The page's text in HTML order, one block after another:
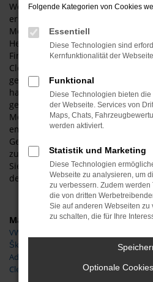
Wer behauptet, dass ein Clever
erschwinglich wäre, der liegt
Mobilität in Salzgitter eignen sich
Herstellers perfekt und lassen sich
Finanzierung deutlich günstiger
Clever Neuwagen für Salzgitter
gebrauchten Modell bietet, liegt in
haben Sie schon von den
gehört oder darüber gelesen.
Meißner sind von der Fülle an
empfehlen Clever Neuwagen für
Gerne kommen wir Ihnen preislich
zudem Ihren Gebrauchtwagen in
Sie bei uns Clever Neuwagen
deutlich günstiger.
Marken
VW
Škoda
Adria
Clever
Folgende Kategorien von Cookies
Essentiell
Diese Technologien sind
Kernfunktionalität der
Funktional
Diese Technologien bieten
der Webseite. Services von
Maps, Chats,
werden aktiviert.
Statistik und Marketing
Diese Technologien
Webseite zu analysieren, um
zu verbessern. Zudem
die von dritten
Sie auf anderen Webseiten zu
zu schalten, die für Ihre
Optionale